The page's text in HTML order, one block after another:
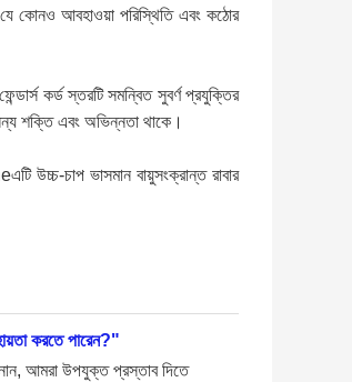
কোনও আবহাওয়া পরিস্থিতি এবং কঠোর
কর্ড স্তরটি সমন্বিত সুবর্ণ প্রযুক্তির
শক্তি এবং অভিন্নতা থাকে।
উচ্চ-চাপ ভাসমান বায়ুসংক্রান্ত রাবার
করতে পারেন?"
আমরা উপযুক্ত প্রস্তাব দিতে